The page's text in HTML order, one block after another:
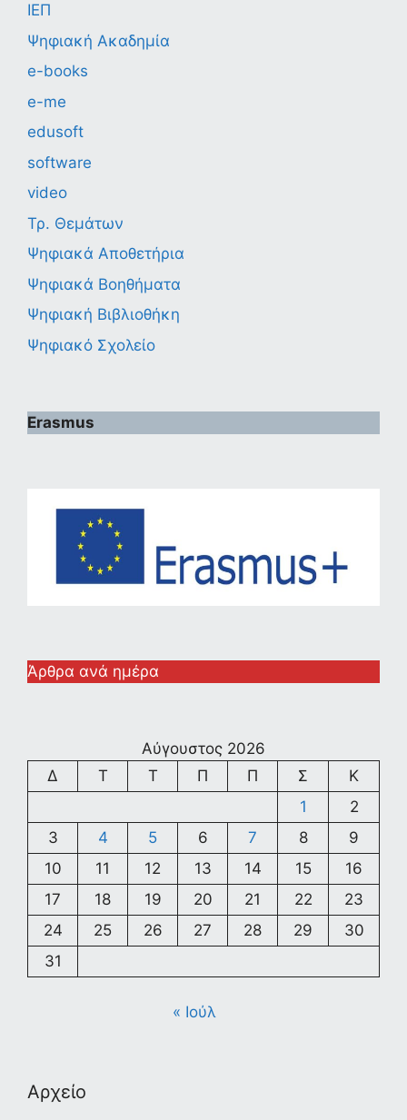
ΙΕΠ
Ψηφιακή Ακαδημία
e-books
e-me
edusoft
software
video
Τρ. Θεμάτων
Ψηφιακά Αποθετήρια
Ψηφιακά Βοηθήματα
Ψηφιακή Βιβλιοθήκη
Ψηφιακό Σχολείο
Erasmus
Άρθρα ανά ημέρα
Αύγουστος 2026
Δ
Τ Τ Π Π Σ
Κ
1
2
3
4 5 6 7 8
9
10
11 12 13 14 15
16
17
18 19 20 21 22
23
24
25 26 27 28 29
30
31
« Ιούλ
Αρχείο